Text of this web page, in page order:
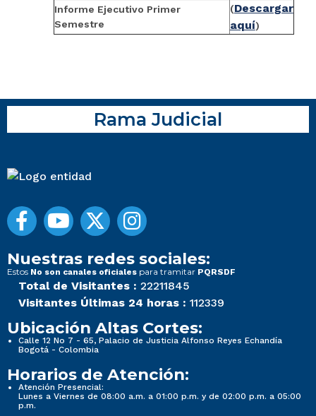
Informe Ejecutivo Primer
Semestre
(Descargar
aquí)
Rama Judicial
Nuestras redes sociales:
Estos No son canales oficiales para tramitar PQRSDF
Total de Visitantes : 22211845
Visitantes Últimas 24 horas : 112339
Ubicación Altas Cortes:
Calle 12 No 7 - 65, Palacio de Justicia Alfonso Reyes Echandía
Bogotá - Colombia
Horarios de Atención:
Atención Presencial:
Lunes a Viernes de 08:00 a.m. a 01:00 p.m. y de 02:00 p.m. a 05:00
p.m.